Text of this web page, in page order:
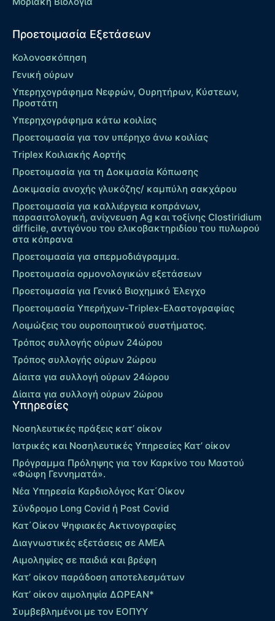
Προετοιμασία Εξετάσεων
Κολονοσκόπηση
Γενική ούρων
Υπερηχογράφημα Νεφρών, Ουρητήρων, Κύστεων,
Προστάτη
Υπερηχογράφημα κάτω κοιλίας
Προετοιμασία για τον υπέρηχο άνω κοιλίας
Τriplex Kοιλιακής Αορτής
Προετοιμασία για τη Δοκιμασία Κόπωσης
Δοκιμασία ανοχής γλυκόζης/ καμπύλη σακχάρου
Προετοιμασία για καλλιέργεια κοπράνων,
παρασιτολογική, ανίχνευση Ag και τοξίνης Clostiridium
difficile, αντιγόνου του ελικοβακτηριδίου του πυλωρού
στα κόπρανα
Προετοιμασία για σπερμοδιάγραμμα.
Προετοιμασία ορμονολογικών εξετάσεων
Προετοιμασία για Γενικό Βιοχημικό Έλεγχο
Προετοιμασία Υπερήχων-Τriplex-Ελαστογραφίας
Λοιμώξεις του ουροποιητικού συστήματος.
Τρόπος συλλογής ούρων 24ώρου
Τρόπος συλλογής ούρων 2ώρου
Δίαιτα για συλλογή ούρων 24ώρου
Δίαιτα για συλλογή ούρων 2ώρου
Υπηρεσίες
Νοσηλευτικές πράξεις κατ’ οίκον
Ιατρικές και Νοσηλευτικές Υπηρεσίες Κατ’ οίκον
Πρόγραμμα Πρόληψης για τον Καρκίνο του Μαστού
«Φώφη Γεννηματά».
Νέα Υπηρεσία Καρδιολόγος Kατ΄Οίκον
Σύνδρομο Long Covid ή Post Covid
Κατ΄Οίκον Ψηφιακές Ακτινογραφίες
Διαγνωστικές εξετάσεις σε ΑΜΕΑ
Αιμοληψίες σε παιδιά και βρέφη
Κατ’ οίκον παράδοση αποτελεσμάτων
Κατ’ οίκον αιμοληψία ΔΩΡΕΑΝ*
Συμβεβλημένοι με τον ΕΟΠΥΥ